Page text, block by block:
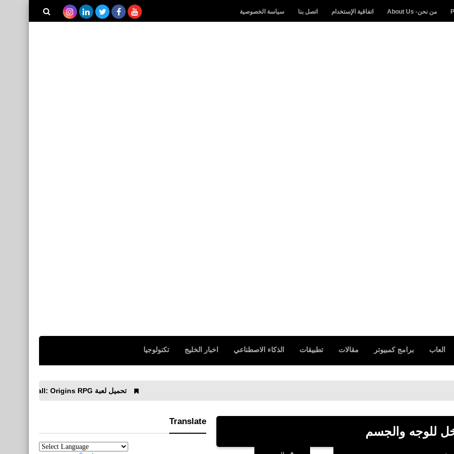
من نحن- About Us اتفاقية الإستخدام اتصل بنا سياسة الخصوصية
العاب برامج كمبيوتر مقالات تطبيقات الذكاء الاصطناعي اخبار الخليج تكنولوجيا
تحميل لعبة Vampire's Fall: Origins RPG‏ للأيفون والأندرويد APK
للوجه والجسم
Translate